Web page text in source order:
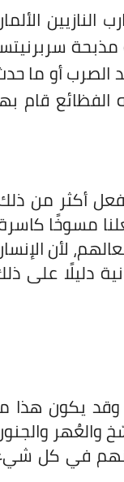
اليابانيين الكيماوية البشعة على القرى -الوحدة 731- أو مذبحة
الصرب أو ما
الفظائع قام
أكثر من
مسوخًا
لأن
دليلًا على
يكون هذا
والعُهر
في كل